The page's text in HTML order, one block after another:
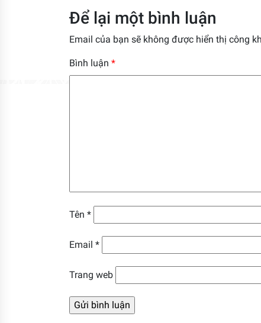
Để lại một bình luận
Email của bạn sẽ không được hiển thị công
Bình luận *
Tên *
Email *
Trang web